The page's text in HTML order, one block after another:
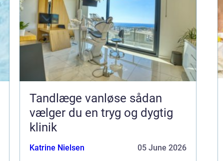
Tandlæge vanløse sådan
vælger du en tryg og dygtig
klinik
Katrine Nielsen 05 June 2026